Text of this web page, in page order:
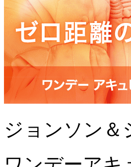
ジョンソン＆